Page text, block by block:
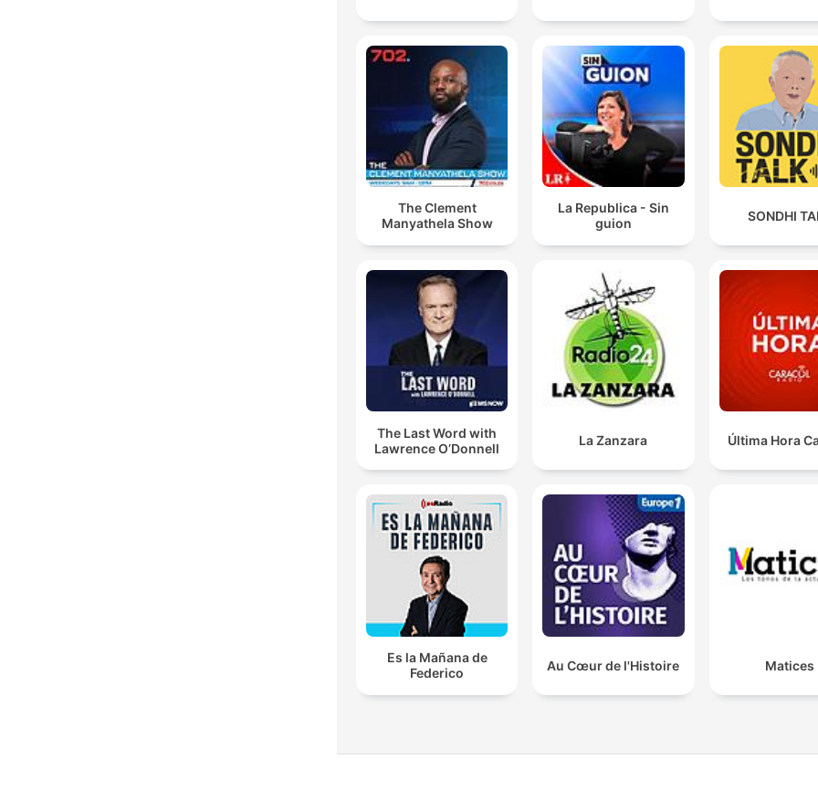
The Clement
Manyathela Show
La Republica - Sin
guion
SONDHI
The Last Word with
Lawrence O’Donnell
La Zanzara Última Hora
Es la Mañana de
Federico
Au Cœur de l'Histoire Matices